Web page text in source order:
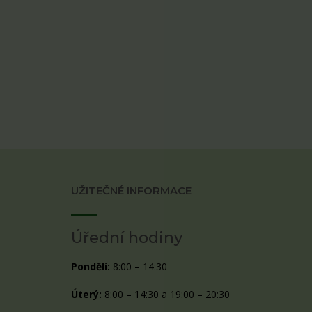
UŽITEČNÉ INFORMACE
Úřední hodiny
Pondělí: 8:00 – 14:30
Úterý: 8:00 – 14:30 a 19:00 – 20:30